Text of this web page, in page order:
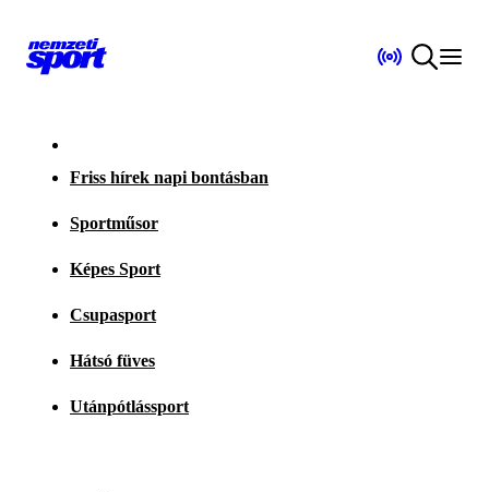
Friss hírek napi bontásban
Sportműsor
Képes Sport
Csupasport
Hátsó füves
Utánpótlássport